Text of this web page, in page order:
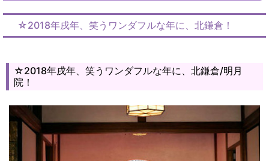
☆2018年戌年、笑うワンダフルな年に、北鎌倉！
☆2018年戌年、笑うワンダフルな年に、北鎌倉/明月
院！